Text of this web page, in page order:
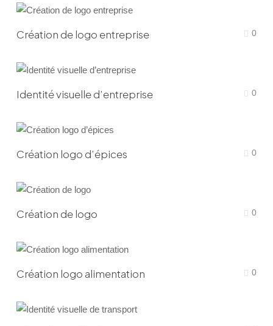
Création de logo entreprise 0
Identité visuelle d’entreprise 0
Création logo d’épices 0
Création de logo 0
Création logo alimentation 0